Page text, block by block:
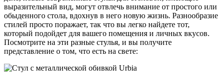
выразительный вид, могут отвлечь внимание от простого или
обыденного стола, вдохнув в него новую жизнь. Разнообразие
стилей просто поражает, так что вы легко найдете тот,
который подойдет для вашего помещения и личных вкусов.
Посмотрите на эти разные стулья, и вы получите
представление о том, что есть на свете: